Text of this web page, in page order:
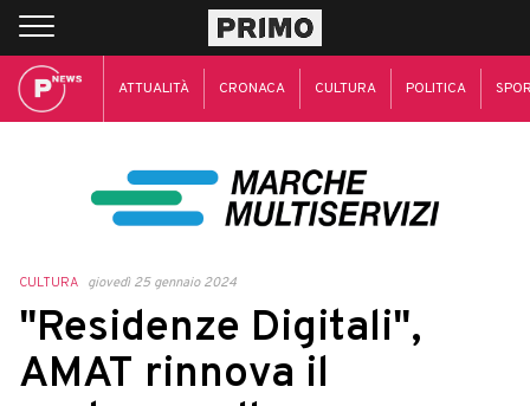
ATTUALITÀ CRONACA CULTURA POLITICA
CULTURA giovedì 25 gennaio 2024
"Residenze Digitali",
AMAT rinnova il